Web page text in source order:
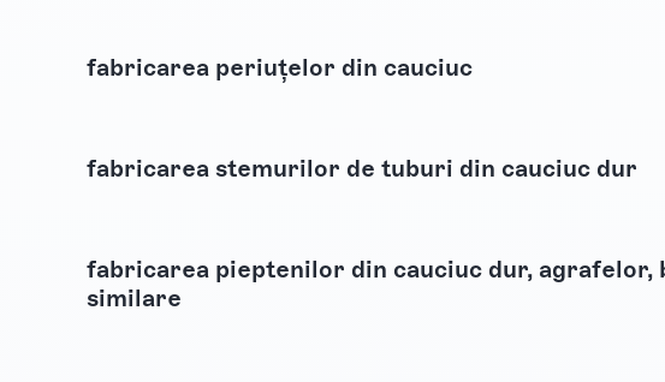
fabricarea periuțelor din cauciuc
fabricarea stemurilor de tuburi din cauciuc dur
fabricarea pieptenilor din cauciuc dur,
similare